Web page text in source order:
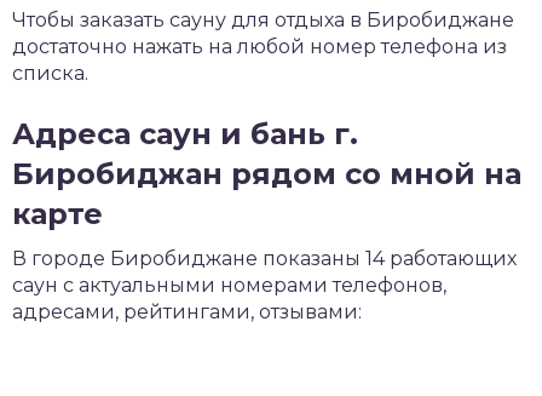
Чтобы заказать сауну для отдыха в Биробиджане
достаточно нажать на любой номер телефона из
списка.
Адреса саун и бань г.
Биробиджан рядом со мной на
карте
В городе Биробиджане показаны 14 работающих
саун с актуальными номерами телефонов,
адресами, рейтингами, отзывами: